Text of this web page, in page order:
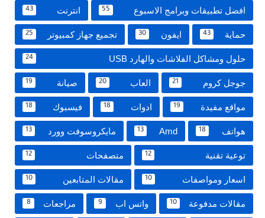
افضل تطبيقات وبرامج الاسبوع 55 انترنت 43
حماية 43 ايفون 30 تجميع جهاز كمبيوتر 25
حلول ومشاكل الفلاشات والهارد USB 24
جوجل كروم 21 العاب 20 صيانة 19
مواقع مفيدة 19 ادوات 18 فيسبوك 18
هواتف 18
Amd
13 مايكروسوفت وورد 13
توعية تقنية 12 متصفحات 12
اسعار ومواصفات 10 مقالات المتابعين 10
مقالات مدفوعة 10 واتس اب 9 مراجعات 8